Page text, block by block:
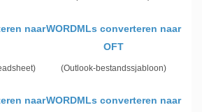
naarWORDMLs converteren naar
OFT
(Outlook-bestandssjabloon)
naarWORDMLs converteren naar